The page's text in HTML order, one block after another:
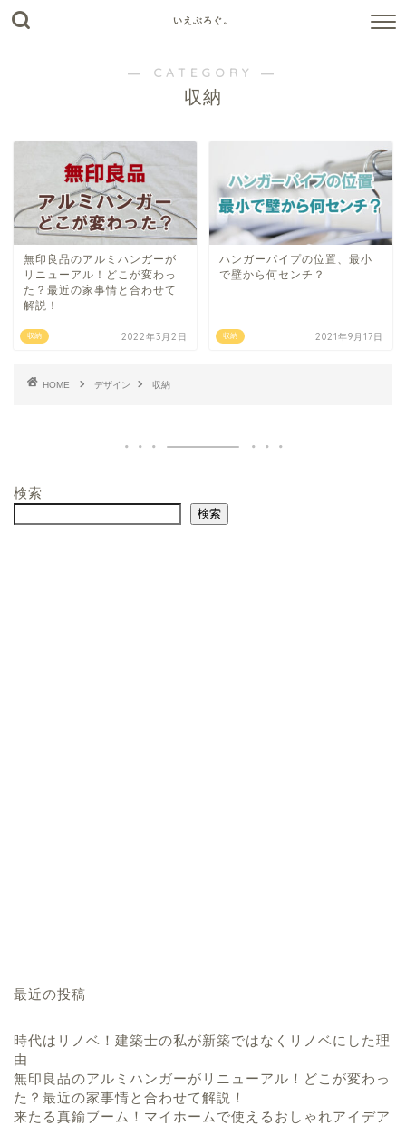
いえぶろぐ。
― CATEGORY ―
収納
収納
無印良品のアルミハンガーが
リニューアル！どこが変わっ
た？最近の家事情と合わせて
解説！
2022年3月2日 収納
ハンガーパイプの位置、最小
で壁から何センチ？
2021年9月17日
HOME デザイン 収納
検索
検索
最近の投稿
時代はリノベ！建築士の私が新築ではなくリノベにした理
由
無印良品のアルミハンガーがリニューアル！どこが変わっ
た？最近の家事情と合わせて解説！
来たる真鍮ブーム！マイホームで使えるおしゃれアイデア